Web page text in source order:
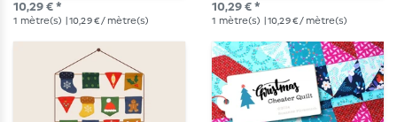
10,29 € *
1 mètre(s) | 10,29 € / mètre(s)
10,29 € *
1 mètre(s) | 10,29 € / mètre(s)